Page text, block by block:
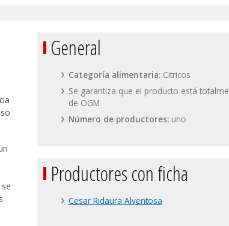
General
Categoría alimentaria:Citricos
Se garantiza que el producto está
de OGM
Número de productores:uno
Productores con ficha
Cesar Ridaura Alventosa